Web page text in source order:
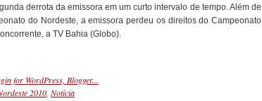
derrota da emissora em um curto intervalo de tempo. Além de
do Nordeste, a emissora perdeu os direitos do Campeonato
a TV Bahia (Globo).
2010, Notícia